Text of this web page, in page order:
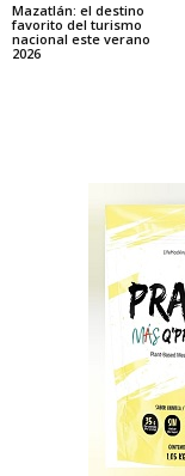
Mazatlán: el destino
favorito del turismo
nacional este verano
2026